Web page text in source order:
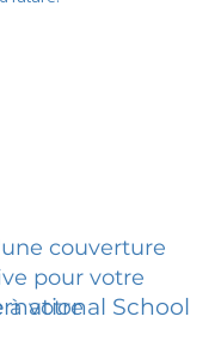
couverture
pour votre
à votre
School